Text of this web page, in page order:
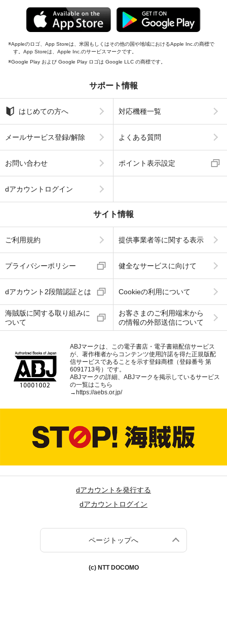
Appleのロゴ、App Storeは、米国もしくはその他の国や地域におけるApple Inc.の商標で
す。App Storeは、Apple Inc.のサービスマークです。
Google Play および Google Play ロゴは Google LLC の商標です。
サポート情報
はじめての方へ 対応機種一覧
メールサービス登録/解除 よくある質問
お問い合わせ ポイント表示設定
dアカウントログイン
サイト情報
ご利用規約 提供事業者等に関する表示
プライバシーポリシー 健全なサービスに向けて
dアカウント2段階認証とは Cookieの利用について
海賊版に関する取り組みに
ついて
お客さまのご利用端末から
の情報の外部送信について
ABJマークは、この電子書店・電子書籍配信サービス
が、著作権者からコンテンツ使用許諾を得た正規版配
信サービスであることを示す登録商標（登録番号 第
6091713号）です。
ABJマークの詳細、ABJマークを掲示しているサービス
の一覧はこちら
→https://aebs.or.jp/
dアカウントを発行する
dアカウントログイン
ページトップへ
(c) NTT DOCOMO